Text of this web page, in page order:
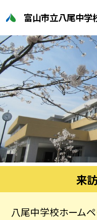
富山市立八尾中学
来
八尾中学校ホームペ